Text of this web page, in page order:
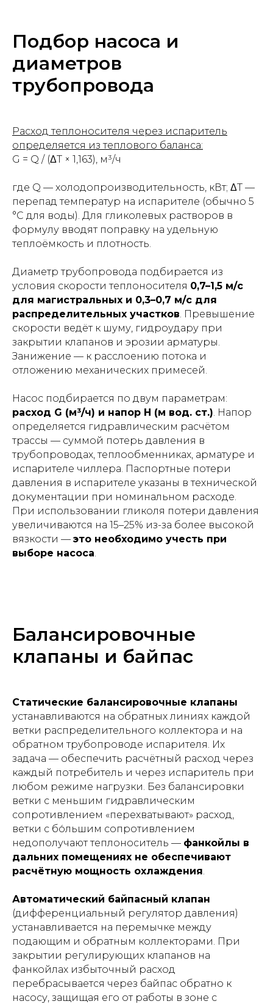
Подбор насоса и
диаметров
трубопровода
Расход теплоносителя через испаритель
определяется из теплового баланса:
G = Q / (ΔT × 1,163), м³/ч
где Q — холодопроизводительность, кВт; ΔT —
перепад температур на испарителе (обычно 5
°С для воды). Для гликолевых растворов в
формулу вводят поправку на удельную
теплоёмкость и плотность.
Диаметр трубопровода подбирается из
условия скорости теплоносителя 0,7–1,5 м/с
для магистральных и 0,3–0,7 м/с для
распределительных участков. Превышение
скорости ведёт к шуму, гидроудару при
закрытии клапанов и эрозии арматуры.
Занижение — к расслоению потока и
отложению механических примесей.
Насос подбирается по двум параметрам:
расход G (м³/ч) и напор H (м вод. ст.). Напор
определяется гидравлическим расчётом
трассы — суммой потерь давления в
трубопроводах, теплообменниках, арматуре и
испарителе чиллера. Паспортные потери
давления в испарителе указаны в технической
документации при номинальном расходе.
При использовании гликоля потери давления
увеличиваются на 15–25% из-за более высокой
вязкости — это необходимо учесть при
выборе насоса.
Балансировочные
клапаны и байпас
Статические балансировочные клапаны
устанавливаются на обратных линиях каждой
ветки распределительного коллектора и на
обратном трубопроводе испарителя. Их
задача — обеспечить расчётный расход через
каждый потребитель и через испаритель при
любом режиме нагрузки. Без балансировки
ветки с меньшим гидравлическим
сопротивлением «перехватывают» расход,
ветки с бо́льшим сопротивлением
недополучают теплоноситель — фанкойлы в
дальних помещениях не обеспечивают
расчётную мощность охлаждения.
Автоматический байпасный клапан
(дифференциальный регулятор давления)
устанавливается на перемычке между
подающим и обратным коллекторами. При
закрытии регулирующих клапанов на
фанкойлах избыточный расход
перебрасывается через байпас обратно к
насосу, защищая его от работы в зоне с